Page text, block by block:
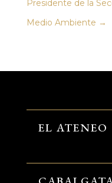
Presidente de la
Medio Ambiente →
EL ATENEO